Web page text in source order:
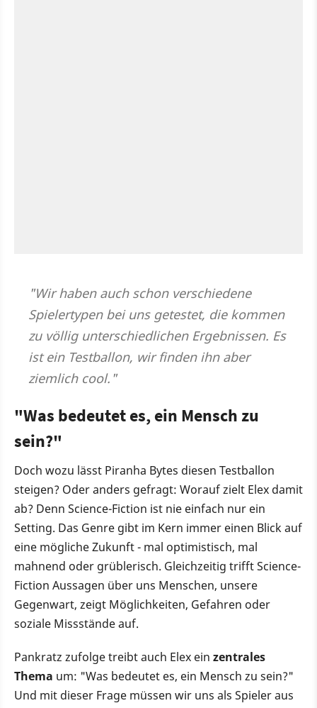
"Wir haben auch schon verschiedene
Spielertypen bei uns getestet, die kommen
zu völlig unterschiedlichen Ergebnissen. Es
ist ein Testballon, wir finden ihn aber
ziemlich cool."
"Was bedeutet es, ein Mensch zu
sein?"
Doch wozu lässt Piranha Bytes diesen Testballon
steigen? Oder anders gefragt: Worauf zielt Elex damit
ab? Denn Science-Fiction ist nie einfach nur ein
Setting. Das Genre gibt im Kern immer einen Blick auf
eine mögliche Zukunft - mal optimistisch, mal
mahnend oder grüblerisch. Gleichzeitig trifft Science-
Fiction Aussagen über uns Menschen, unsere
Gegenwart, zeigt Möglichkeiten, Gefahren oder
soziale Missstände auf.
Pankratz zufolge treibt auch Elex ein zentrales
Thema um: "Was bedeutet es, ein Mensch zu sein?"
Und mit dieser Frage müssen wir uns als Spieler aus